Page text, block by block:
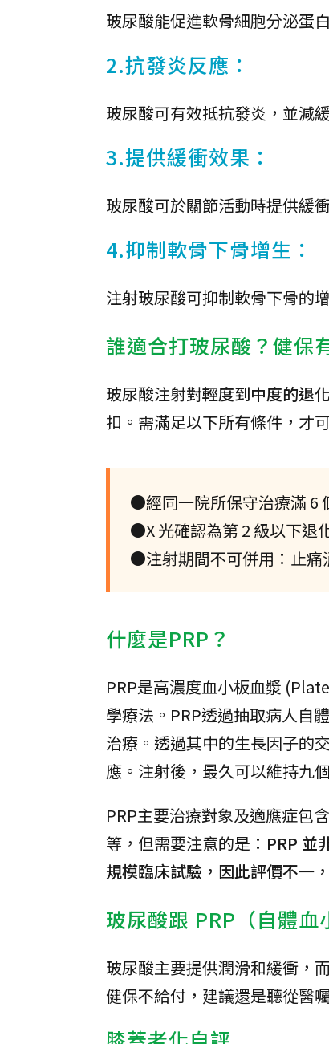
玻尿酸能促進軟骨細胞分泌蛋
2.抗發炎反應：
玻尿酸可有效抵抗發炎，並減
3.提供緩衝效果：
玻尿酸可於關節活動時提供緩
4.抑制軟骨下骨增生：
注射玻尿酸可抑制軟骨下骨的
誰適合打玻尿酸？健保
玻尿酸注射對輕度到中度的退
扣。需滿足以下所有條件，才
●經同一院所保守治療滿 6
●X 光確認為第 2 級以下退
●注射期間不可併用：止痛
什麼是PRP？
PRP是高濃度血小板血漿
學療法。PRP透過抽取病人自
治療。透過其中的生長因子的
應。注射後，最久可以維持九
PRP主要治療對象及適應症包
等，但需要注意的是： PRP 並
規模臨床試驗，因此評價不一
玻尿酸跟 PRP（自體血
玻尿酸主要提供潤滑和緩衝，
健保不給付，建議還是聽從醫